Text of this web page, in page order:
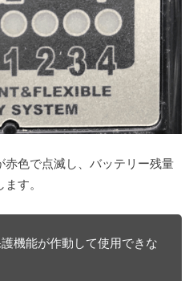
色で点滅し、バッテリー残量
す。
機能が作動して使用できな